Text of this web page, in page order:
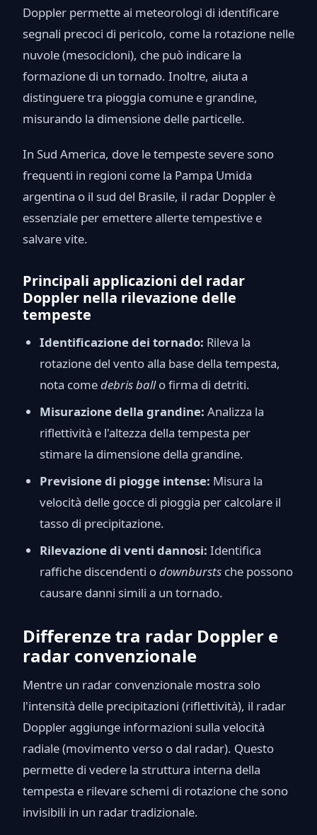
Doppler permette ai meteorologi di identificare
segnali precoci di pericolo, come la rotazione nelle
nuvole (mesocicloni), che può indicare la
formazione di un tornado. Inoltre, aiuta a
distinguere tra pioggia comune e grandine,
misurando la dimensione delle particelle.
In Sud America, dove le tempeste severe sono
frequenti in regioni come la Pampa Umida
argentina o il sud del Brasile, il radar Doppler è
essenziale per emettere allerte tempestive e
salvare vite.
Principali applicazioni del radar
Doppler nella rilevazione delle
tempeste
Identificazione dei tornado: Rileva la
rotazione del vento alla base della tempesta,
nota comedebris ballo firma di detriti.
Misurazione della grandine: Analizza la
riflettività e l'altezza della tempesta per
stimare la dimensione della grandine.
Previsione di piogge intense: Misura la
velocità delle gocce di pioggia per calcolare il
tasso di precipitazione.
Rilevazione di venti dannosi: Identifica
raffiche discendenti odownbursts che possono
causare danni simili a un tornado.
Differenze tra radar Doppler e
radar convenzionale
Mentre un radar convenzionale mostra solo
l'intensità delle precipitazioni (riflettività), il radar
Doppler aggiunge informazioni sulla velocità
radiale (movimento verso o dal radar). Questo
permette di vedere la struttura interna della
tempesta e rilevare schemi di rotazione che sono
invisibili in un radar tradizionale.